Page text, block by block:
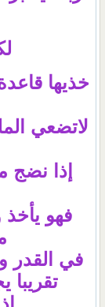
خذيها
لاتضعي
إذا
فهو
في القدر
تقريبا